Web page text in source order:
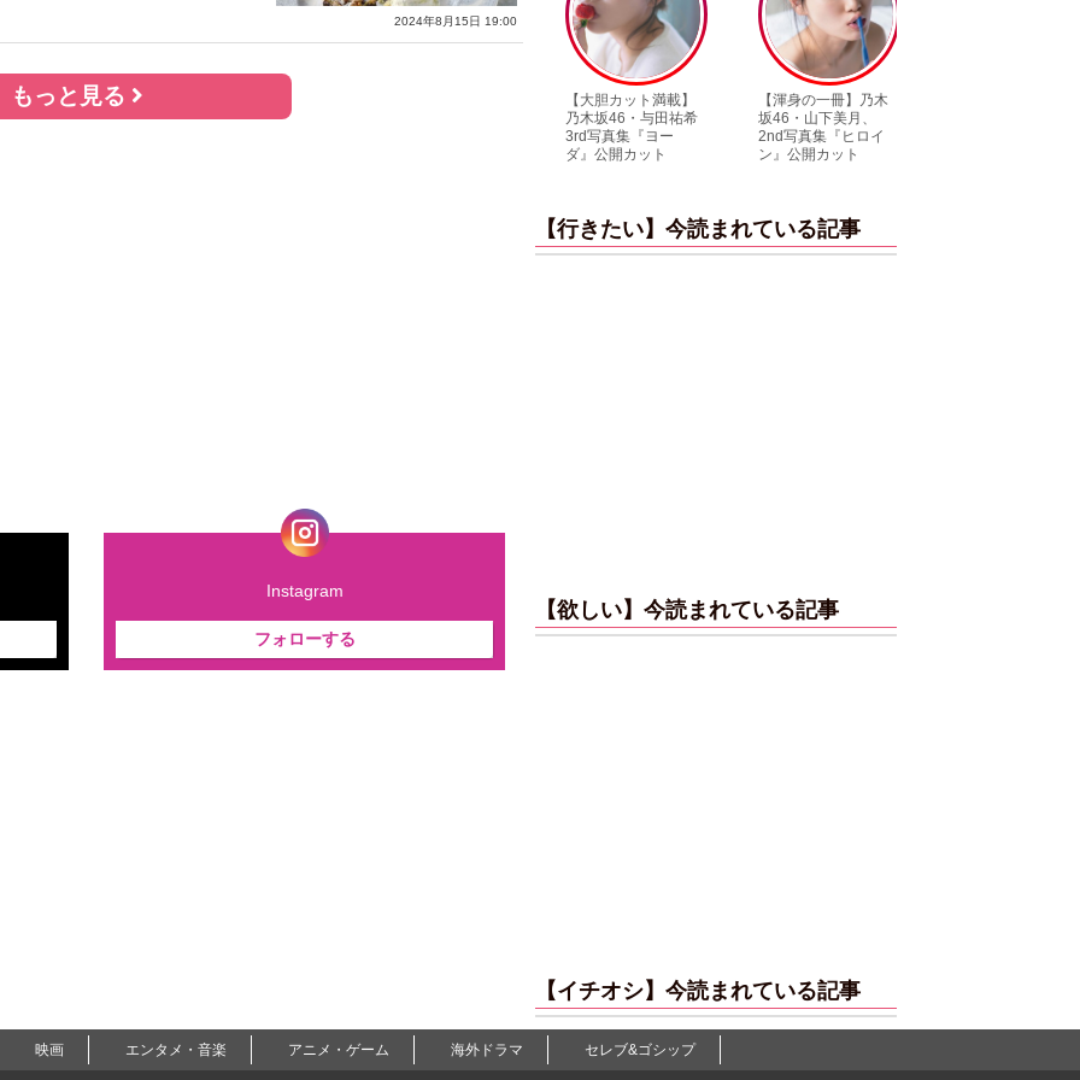
2024年8月15日 19:00
もっと見る
Instagram
フォローする
！】乃
美月
【インタビューフォ
ト】櫻坂46・田村保
【大胆カット満載】
乃木坂46・与田祐希
3rd写真集『ヨー
ダ』公開カット
【渾身の一冊】乃木
坂46・山下美月、
2nd写真集『ヒロイ
ン』公開カット
【行きたい】今読まれている記事
【欲しい】今読まれている記事
【イチオシ】今読まれている記事
映画 エンタメ・音楽 アニメ・ゲーム 海外ドラマ セレブ&ゴシップ